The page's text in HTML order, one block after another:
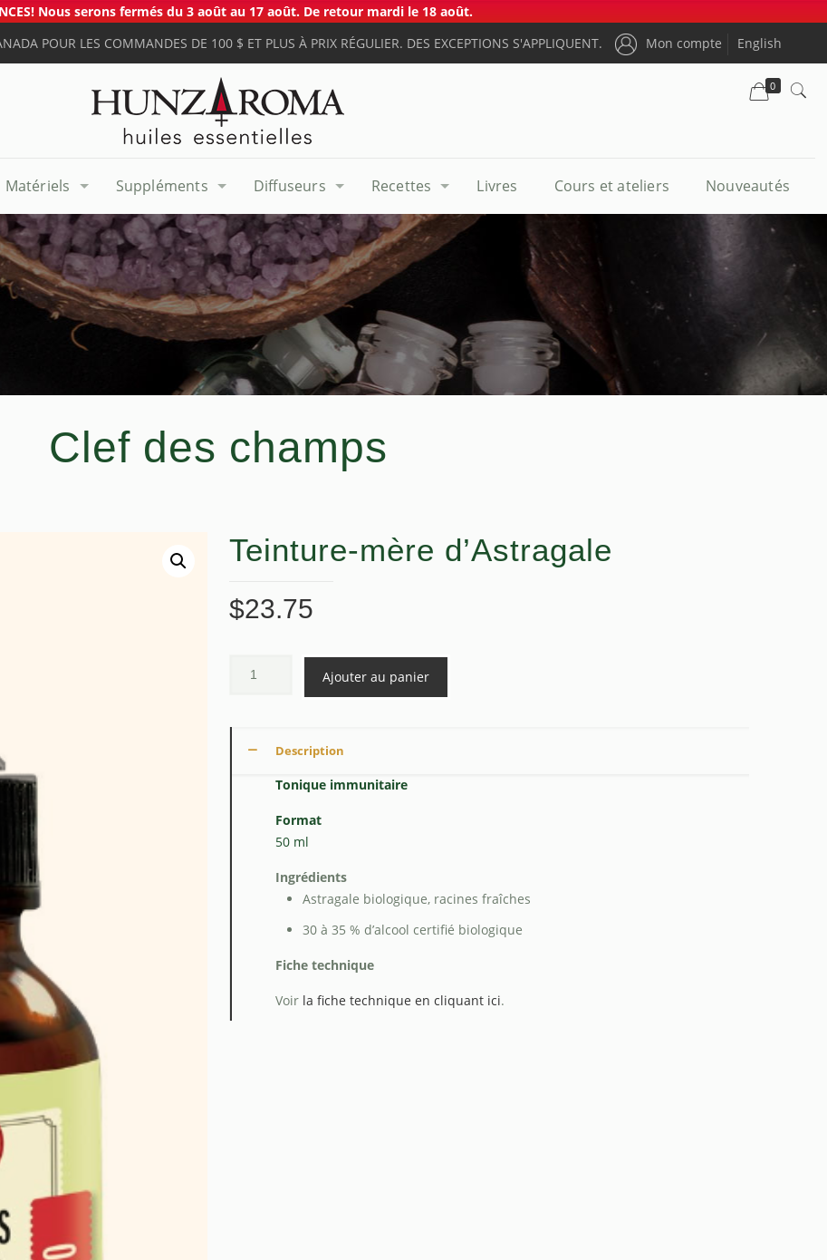
Nous serons fermés du 3 août au 17 août. De retour mardi le 18 août.
POUR LES COMMANDES DE 100 $ ET PLUS À PRIX RÉGULIER. DES EXCEPTIONS S'APPLIQUENT.
Mon compte English
Matériels Suppléments Diffuseurs Recettes Livres Cours et ateliers Nouveautés
0
Clef des champs
Teinture-mère d’Astragale
$23.75
Ajouter au panier
Description
Tonique immunitaire
Format
50 ml
Ingrédients
Astragale biologique, racines fraîches
30 à 35 % d’alcool certifié biologique
Fiche technique
Voir la fiche technique en cliquant ici.